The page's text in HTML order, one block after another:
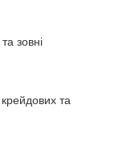
зовні
та